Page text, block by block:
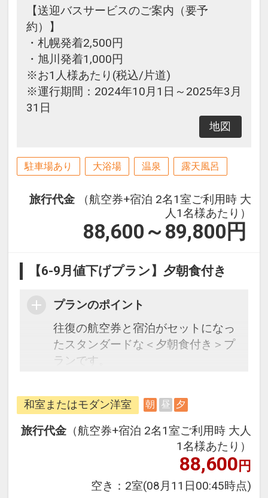
【送迎バスサービスのご案内（要予
約）】
・札幌発着2,500円
・旭川発着1,000円
※お1人様あたり(税込/片道)
※運行期間：2024年10月1日～2025年3月
31日
地図
駐車場あり 大浴場 温泉 露天風呂
旅行代金
（航空券+宿泊 2名1室ご利用時 大
人1名様あたり）
88,600～89,800 円
【6-9月値下げプラン】夕朝食付き
プランのポイント
往復の航空券と宿泊がセットになっ
たスタンダードな＜夕朝食付き＞プ
ランです。
できるダイナミックパッケージだか
ら、一都市滞在はもちろん周遊旅行
にも最適！
旅行期間中の1泊だけの宿泊や延
泊・飛び泊なども自由自在です。
フライトは、安心のJAL（または
JALグループ）確約！フライトマイ
和室またはモダン洋室 朝 昼 夕
旅行代金 （航空券+宿泊 2名1室ご利用時 大人
1名様あたり）
88,600円
空き： 2室(08月11日00:45時点)